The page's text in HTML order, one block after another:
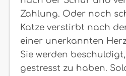
Zahlung. Oder noch
Katze verstirbt nach
einer unerkannten
Sie werden
gestresst zu haben.